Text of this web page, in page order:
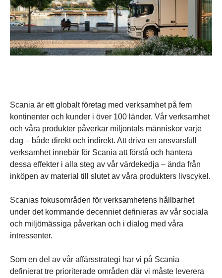
Scania är ett globalt företag med verksamhet på fem
kontinenter och kunder i över 100 länder. Vår verksamhet
och våra produkter påverkar miljontals människor varje
dag – både direkt och indirekt. Att driva en ansvarsfull
verksamhet innebär för Scania att förstå och hantera
dessa effekter i alla steg av vår värdekedja – ända från
inköpen av material till slutet av våra produkters livscykel.
Scanias fokusområden för verksamhetens hållbarhet
under det kommande decenniet definieras av vår sociala
och miljömässiga påverkan och i dialog med våra
intressenter.
Som en del av vår affärsstrategi har vi på Scania
definierat tre prioriterade områden där vi måste leverera